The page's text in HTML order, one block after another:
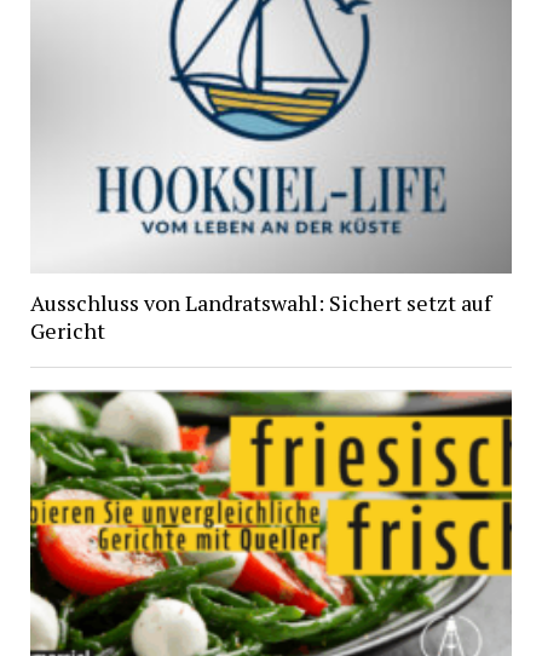
Ausschluss von Landratswahl: Sichert setzt auf
Gericht